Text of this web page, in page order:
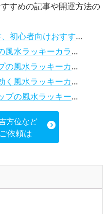
すめの記事や開運方法の
心者向けおすすめ本
ーカラー5選、効果解説
キーカラー5選、効果解説
ラー5選、効果と活用法を解説
キーカラー5選、効果解説
方位など
依頼は